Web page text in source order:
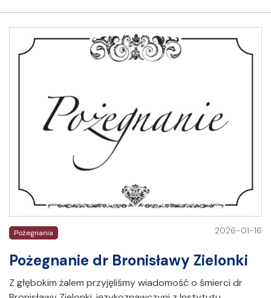
Pożegnania 2026-01-16
Pożegnanie dr Bronisławy Zielonki
Z głębokim żalem przyjęliśmy wiadomość o śmierci dr